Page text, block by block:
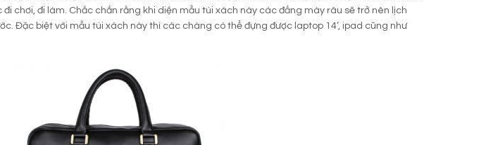
chơi, đi làm. Chắc chắn rằng khi diện mẫu túi xách này các đấng mày râu sẽ trở nên lịch
Đặc biệt với mẫu túi xách này thì các chàng có thể đựng được laptop 14’, ipad cũng như